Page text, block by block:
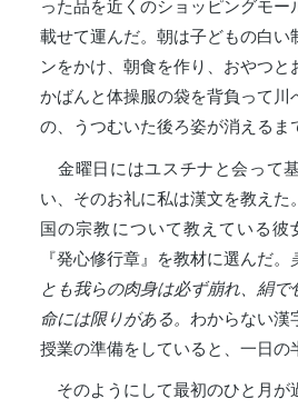
った品を近くのショッピングモー
載せて運んだ。朝は子どもの白い
ンをかけ、朝食を作り、おやつと
かばんと体操服の袋を背負って川
の、うつむいた後ろ姿が消えるま
金曜日にはユスチナと会って
い、そのお礼に私は漢文を教えた
国の宗教について教えている彼
『発心修行章』を教材に選んだ。
とも我らの肉身は必ず崩れ、絹で
命には限りがある。 わからない漢
授業の準備をしていると、一日の
そのようにして最初のひと月が